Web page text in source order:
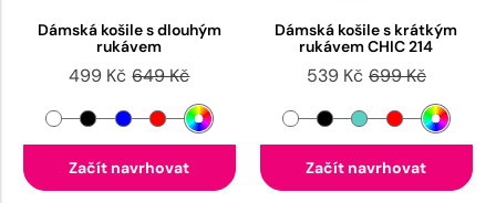
Dámská košile s dlouhým
rukávem
499 Kč 649 Kč
Začít navrhovat
Dámská košile s krátkým
rukávem CHIC 214
539 Kč 699 Kč
Začít navrhovat